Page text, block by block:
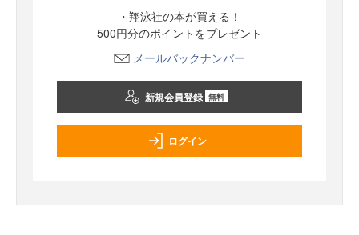
・翔泳社の本が買える！
500円分のポイントをプレゼント
メールバックナンバー
新規会員登録 無料
ログイン